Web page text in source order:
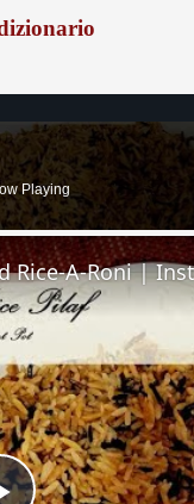
Playing
Rice-A-Roni |